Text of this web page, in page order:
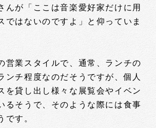
んが「ここは音楽愛好家だけに用
ではないのですよ」と仰っていま
業スタイルで、通常、ランチの
ンチ程度なのだそうですが、個人
を貸し出し様々な展覧会やイベン
るそうで、そのような際には食事
です。